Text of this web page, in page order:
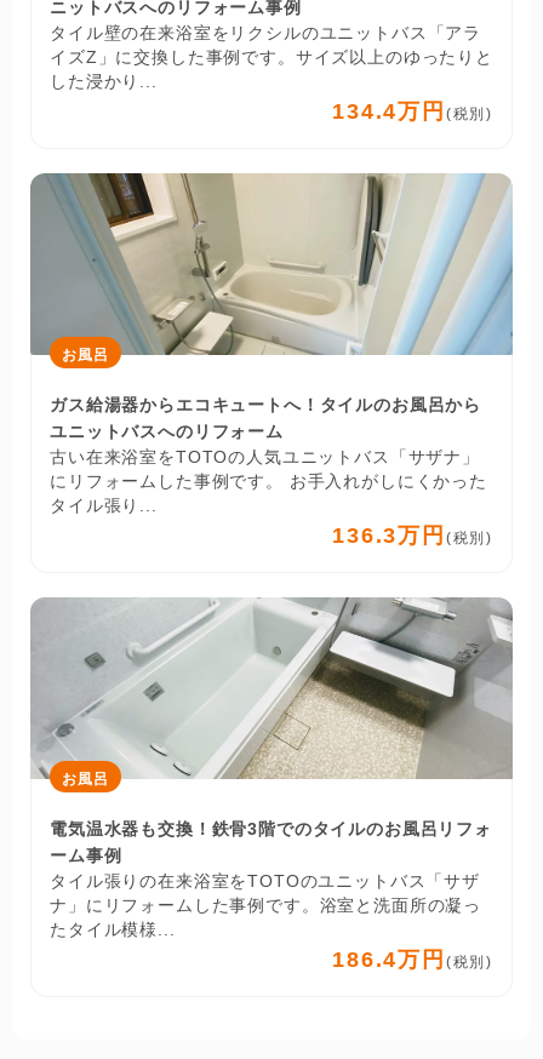
ニットバスへのリフォーム事例
タイル壁の在来浴室をリクシルのユニットバス「アラ
イズZ」に交換した事例です。サイズ以上のゆったりと
した浸かり...
134.4万円 (税別)
お風呂
ガス給湯器からエコキュートへ！タイルのお風呂から
ユニットバスへのリフォーム
古い在来浴室をTOTOの人気ユニットバス「サザナ」
にリフォームした事例です。 お手入れがしにくかった
タイル張り...
136.3万円 (税別)
お風呂
電気温水器も交換！鉄骨3階でのタイルのお風呂リフォ
ーム事例
タイル張りの在来浴室をTOTOのユニットバス「サザ
ナ」にリフォームした事例です。浴室と洗面所の凝っ
たタイル模様...
186.4万円 (税別)